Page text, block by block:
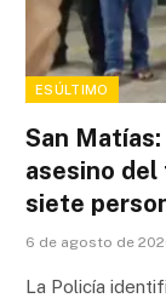
ESÚLTIMO
San
asesino del
siete
6 de agosto de
La Policía